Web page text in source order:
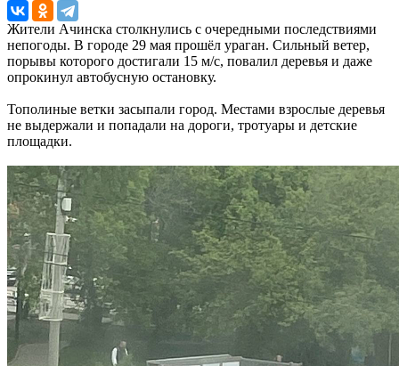
Жители Ачинска столкнулись с очередными последствиями
непогоды. В городе 29 мая прошёл ураган. Сильный ветер,
порывы которого достигали 15 м/с, повалил деревья и даже
опрокинул автобусную остановку.
Тополиные ветки засыпали город. Местами взрослые деревья
не выдержали и попадали на дороги, тротуары и детские
площадки.